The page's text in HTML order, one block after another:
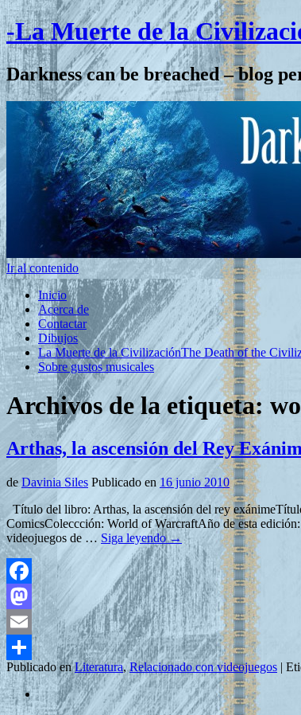
-La Muerte de la
Darkness can be breached – blog
Ir al contenido
Inicio
Acerca de
Contactar
Dibujos
La Muerte de la CivilizaciónThe Death of the
Sobre gustos musicales
Archivos de la etiqueta:
Arthas, la ascensión del Rey
de Davinia Siles Publicado en 16 junio 2010
Título del libro: Arthas, la ascensión del rey
ComicsColeccción: World of WarcraftAño de esta
videojuegos de … Siga leyendo→
Facebook
Mastodon
Email
Compartir
Publicado en Literatura,Relacionado con videojuegos |